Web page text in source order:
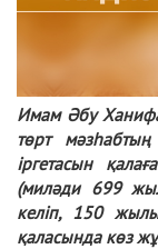
Имам Әбу
төрт
іргетасын
(миләди 699
келіп, 150
қаласында көз